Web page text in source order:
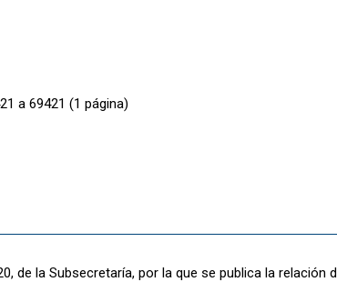
a 69421 (1 página)
de la Subsecretaría, por la que se publica la relación